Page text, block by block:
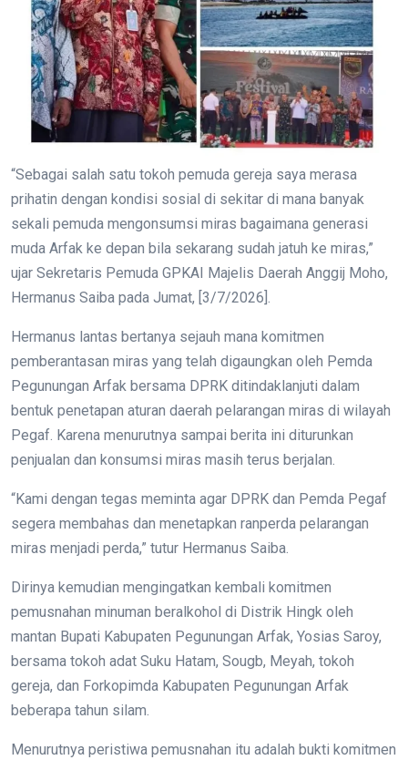
“Sebagai salah satu tokoh pemuda gereja saya merasa
prihatin dengan kondisi sosial di sekitar di mana banyak
sekali pemuda mengonsumsi miras bagaimana generasi
muda Arfak ke depan bila sekarang sudah jatuh ke miras,”
ujar Sekretaris Pemuda GPKAI Majelis Daerah Anggij Moho,
Hermanus Saiba pada Jumat, [3/7/2026].
Hermanus lantas bertanya sejauh mana komitmen
pemberantasan miras yang telah digaungkan oleh Pemda
Pegunungan Arfak bersama DPRK ditindaklanjuti dalam
bentuk penetapan aturan daerah pelarangan miras di wilayah
Pegaf. Karena menurutnya sampai berita ini diturunkan
penjualan dan konsumsi miras masih terus berjalan.
“Kami dengan tegas meminta agar DPRK dan Pemda Pegaf
segera membahas dan menetapkan ranperda pelarangan
miras menjadi perda,” tutur Hermanus Saiba.
Dirinya kemudian mengingatkan kembali komitmen
pemusnahan minuman beralkohol di Distrik Hingk oleh
mantan Bupati Kabupaten Pegunungan Arfak, Yosias Saroy,
bersama tokoh adat Suku Hatam, Sougb, Meyah, tokoh
gereja, dan Forkopimda Kabupaten Pegunungan Arfak
beberapa tahun silam.
Menurutnya peristiwa pemusnahan itu adalah bukti komitmen